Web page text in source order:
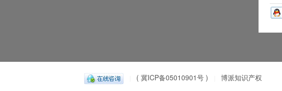
( 冀ICP备05010901号 ) 博派知识产权